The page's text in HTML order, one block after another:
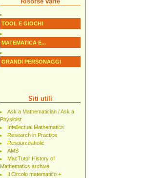
TOOL E GIOCHI
MATEMATICA E...
GRANDI PERSONAGGI
Siti utili
Ask a Mathematician / Ask a
Physicist
Intellectual Mathematics
Research in Practice
Resourceaholic
AMS
MacTutor History of
Mathematics archive
Il Circolo matematico +